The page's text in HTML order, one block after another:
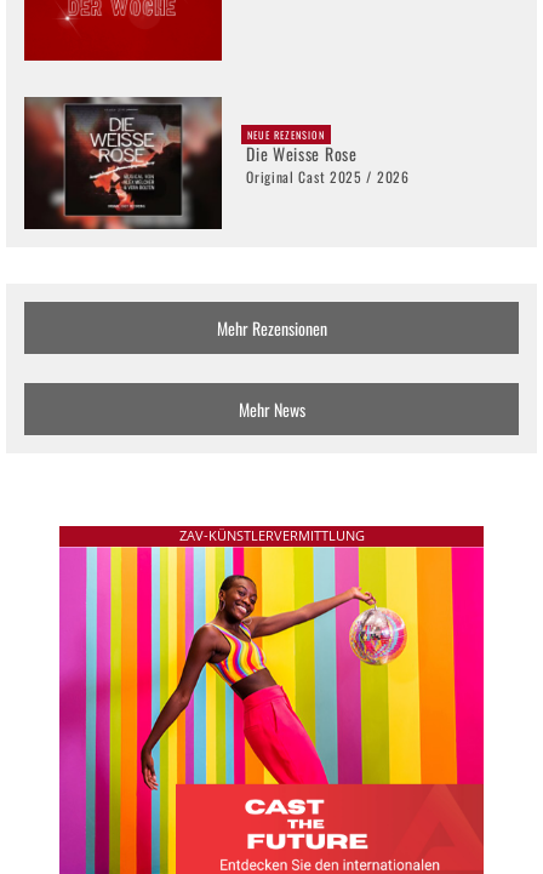
NEUE REZENSION
Die Weisse Rose
Original Cast 2025 / 2026
Mehr Rezensionen
Mehr News
ZAV-KÜNSTLERVERMITTLUNG